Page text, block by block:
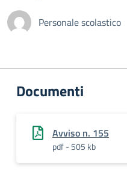
Personale scolastico
Documenti
Avviso n. 155
pdf - 505 kb